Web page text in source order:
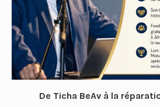
De Ticha BeAv à la